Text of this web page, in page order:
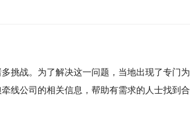
挑战。为了解决这一问题，当地出现了专门为
线公司的相关信息，帮助有需求的人士找到合